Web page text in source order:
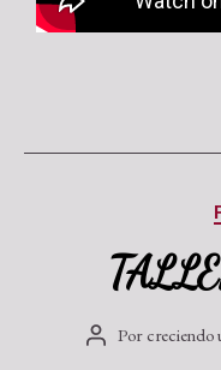
Porcreciendo